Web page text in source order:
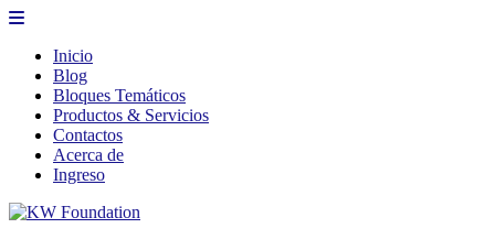
Inicio
Blog
Bloques Temáticos
Productos & Servicios
Contactos
Acerca de
Ingreso